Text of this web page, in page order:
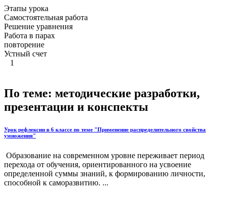
Этапы урока
Самостоятельная работа
Решение уравнения
Работа в парах
повторение
Устный счет
1
По теме: методические разработки,
презентации и конспекты
Урок рефлексии в 6 классе по теме "Применение распределительного свойства
умножения"
Образование на современном уровне переживает период
перехода от обучения, ориентированного на усвоение
определенной суммы знаний, к формированию личности,
способной к саморазвитию. ...